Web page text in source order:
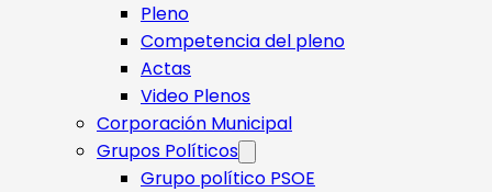
Pleno
Competencia del pleno
Actas
Video Plenos
Corporación Municipal
Grupos Políticos
Grupo político PSOE